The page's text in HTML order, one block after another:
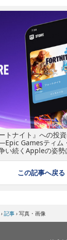
トナイト』への投
Gamesティム
い続くAppleの姿
この記事へ戻る
› 記事 › 写真・画像